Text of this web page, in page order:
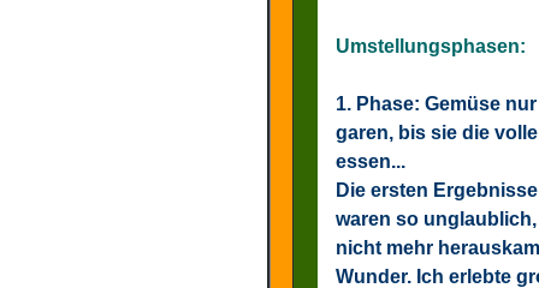
Umstellungsphasen:
1. Phase: Gemüse
garen, bis sie die
essen...
Die ersten
waren so
nicht mehr
Wunder. Ich erlebte